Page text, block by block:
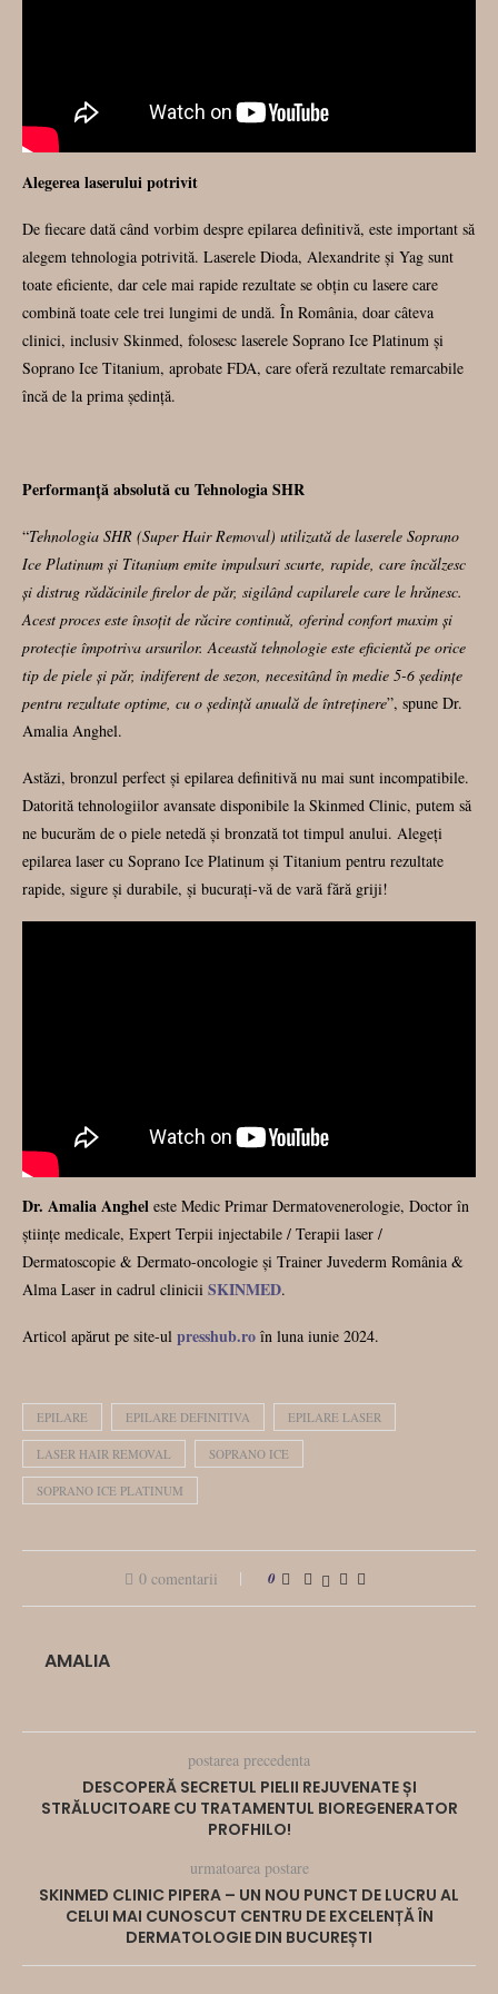
Alegerea laserului potrivit
De fiecare dată când vorbim despre epilarea definitivă, este important să
alegem tehnologia potrivită. Laserele Dioda, Alexandrite și Yag sunt
toate eficiente, dar cele mai rapide rezultate se obțin cu lasere care
combină toate cele trei lungimi de undă. În România, doar câteva
clinici, inclusiv Skinmed, folosesc laserele Soprano Ice Platinum și
Soprano Ice Titanium, aprobate FDA, care oferă rezultate remarcabile
încă de la prima ședință.
Performanță absolută cu Tehnologia SHR
“Tehnologia SHR (Super Hair Removal) utilizată de laserele Soprano
Ice Platinum și Titanium emite impulsuri scurte, rapide, care încălzesc
și distrug rădăcinile firelor de păr, sigilând capilarele care le hrănesc.
Acest proces este însoțit de răcire continuă, oferind confort maxim și
protecție împotriva arsurilor. Această tehnologie este eficientă pe orice
tip de piele și păr, indiferent de sezon, necesitând în medie 5-6 ședințe
pentru rezultate optime, cu o ședință anuală de întreținere”, spune Dr.
Amalia Anghel.
Astăzi, bronzul perfect și epilarea definitivă nu mai sunt incompatibile.
Datorită tehnologiilor avansate disponibile la Skinmed Clinic, putem să
ne bucurăm de o piele netedă și bronzată tot timpul anului. Alegeți
epilarea laser cu Soprano Ice Platinum și Titanium pentru rezultate
rapide, sigure și durabile, și bucurați-vă de vară fără griji!
Dr. Amalia Anghel este Medic Primar Dermatovenerologie, Doctor în
științe medicale, Expert Terpii injectabile / Terapii laser /
Dermatoscopie & Dermato-oncologie și Trainer Juvederm România &
Alma Laser in cadrul clinicii SKINMED.
Articol apărut pe site-ul presshub.ro în luna iunie 2024.
EPILARE EPILARE DEFINITIVA EPILARE LASER
LASER HAIR REMOVAL SOPRANO ICE
SOPRANO ICE PLATINUM
0 comentarii 0
AMALIA
postarea precedenta
DESCOPERĂ SECRETUL PIELII REJUVENATE ȘI
STRĂLUCITOARE CU TRATAMENTUL BIOREGENERATOR
PROFHILO!
urmatoarea postare
SKINMED CLINIC PIPERA – UN NOU PUNCT DE LUCRU AL
CELUI MAI CUNOSCUT CENTRU DE EXCELENȚĂ ÎN
DERMATOLOGIE DIN BUCUREȘTI